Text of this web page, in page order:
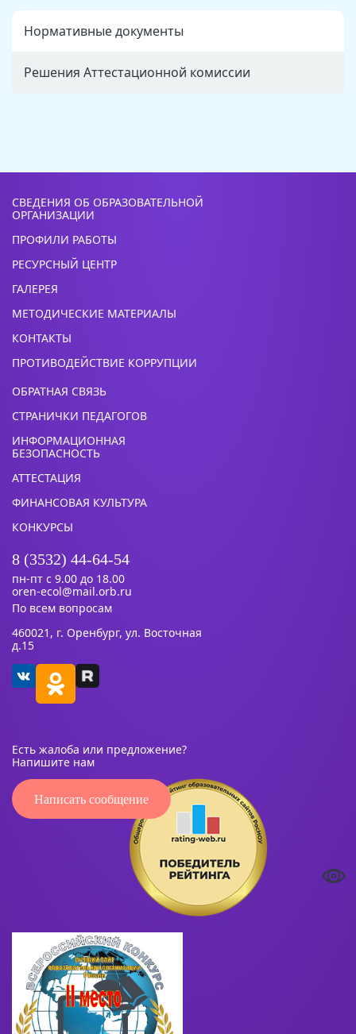
Нормативные документы
Решения Аттестационной комиссии
СВЕДЕНИЯ ОБ ОБРАЗОВАТЕЛЬНОЙ
ОРГАНИЗАЦИИ
ПРОФИЛИ РАБОТЫ
РЕСУРСНЫЙ ЦЕНТР
ГАЛЕРЕЯ
МЕТОДИЧЕСКИЕ МАТЕРИАЛЫ
КОНТАКТЫ
ПРОТИВОДЕЙСТВИЕ КОРРУПЦИИ
ОБРАТНАЯ СВЯЗЬ
СТРАНИЧКИ ПЕДАГОГОВ
ИНФОРМАЦИОННАЯ
БЕЗОПАСНОСТЬ
АТТЕСТАЦИЯ
ФИНАНСОВАЯ КУЛЬТУРА
КОНКУРСЫ
8 (3532) 44-64-54
пн-пт с 9.00 до 18.00
oren-ecol@mail.orb.ru
По всем вопросам
460021, г. Оренбург, ул. Восточная
д.15
Есть жалоба или предложение?
Напишите нам
Написать сообщение